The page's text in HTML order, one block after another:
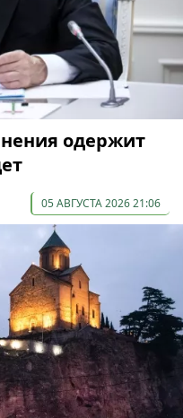
одержит
05 АВГУСТА 2026 21:06